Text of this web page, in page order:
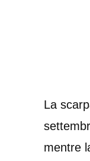
La
mentre